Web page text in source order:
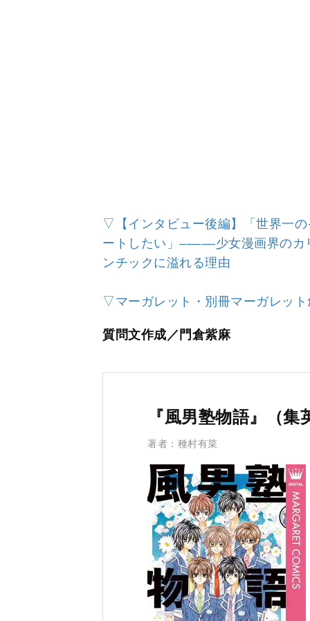
▽【インタビュー後編】「世界一
ートしたい」–––––少女漫画界の
ンチックに溢れる理由
▽マーガレット・別冊マーガレッ
質問文作成／門倉紫麻
『風男塾物語』（集
著者：種村有菜